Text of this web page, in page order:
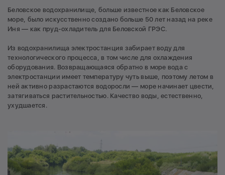
Беловское водохранилище, больше известное как Беловское
море, было искусственно создано больше 50 лет назад на реке
Иня — как пруд-охладитель для Беловской ГРЭС.
Из водохранилища электростанция забирает воду для
технологического процесса, в том числе для охлаждения
оборудования. Возвращающаяся обратно в море вода с
электростанции имеет температуру чуть выше, поэтому летом в
ней активно разрастаются водоросли — море начинает цвести,
затягиваться растительностью. Качество воды, естественно,
ухудшается.